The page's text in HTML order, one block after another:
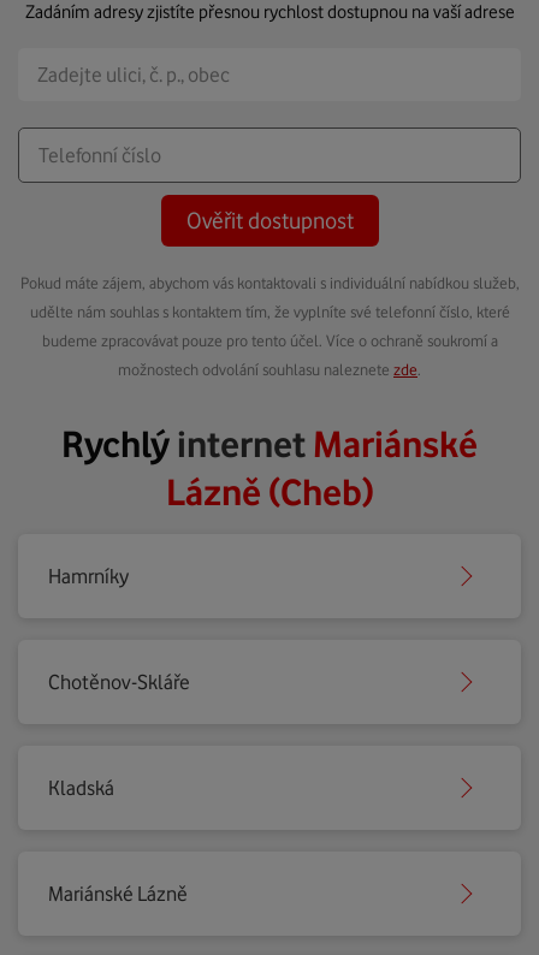
Zadáním adresy zjistíte přesnou rychlost dostupnou na vaší adrese
Ověřit dostupnost
Pokud máte zájem, abychom vás kontaktovali s individuální nabídkou služeb,
udělte nám souhlas s kontaktem tím, že vyplníte své telefonní číslo, které
budeme zpracovávat pouze pro tento účel. Více o ochraně soukromí a
možnostech odvolání souhlasu naleznete zde
Rychlýinternet Mariánské
Lázně (Cheb)
Hamrníky
Chotěnov-Skláře
Kladská
Mariánské Lázně